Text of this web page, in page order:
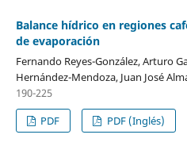
Balance hídrico en regiones
de evaporación
Fernando Reyes-González, Arturo
Hernández-Mendoza, Juan José
190-225
PDF
PDF (Inglés)